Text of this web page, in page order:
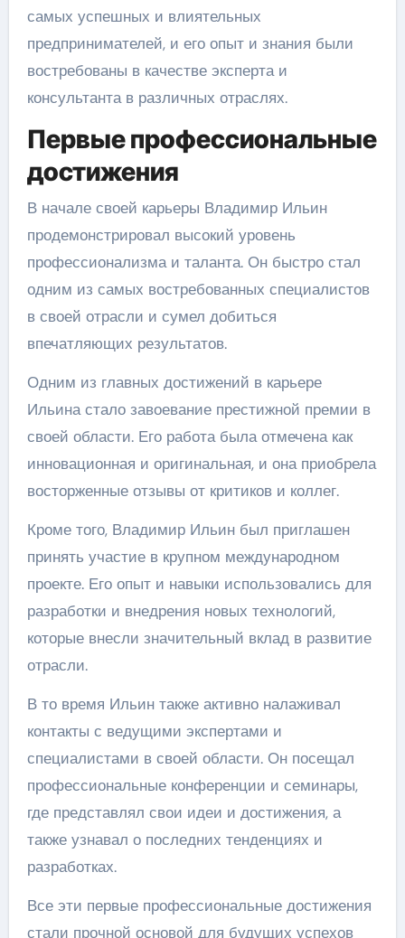
самых успешных и влиятельных
предпринимателей, и его опыт и знания были
востребованы в качестве эксперта и
консультанта в различных отраслях.
Первые профессиональные
достижения
В начале своей карьеры Владимир Ильин
продемонстрировал высокий уровень
профессионализма и таланта. Он быстро стал
одним из самых востребованных специалистов
в своей отрасли и сумел добиться
впечатляющих результатов.
Одним из главных достижений в карьере
Ильина стало завоевание престижной премии в
своей области. Его работа была отмечена как
инновационная и оригинальная, и она приобрела
восторженные отзывы от критиков и коллег.
Кроме того, Владимир Ильин был приглашен
принять участие в крупном международном
проекте. Его опыт и навыки использовались для
разработки и внедрения новых технологий,
которые внесли значительный вклад в развитие
отрасли.
В то время Ильин также активно налаживал
контакты с ведущими экспертами и
специалистами в своей области. Он посещал
профессиональные конференции и семинары,
где представлял свои идеи и достижения, а
также узнавал о последних тенденциях и
разработках.
Все эти первые профессиональные достижения
стали прочной основой для будущих успехов